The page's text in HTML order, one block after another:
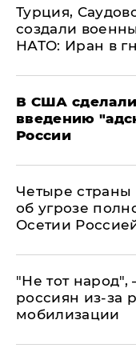
Турция,
создали
НАТО: Иран в
В США
введению
России
Четыре
об угрозе
Осетии
​"Не тот
россиян из-за
мобилизации